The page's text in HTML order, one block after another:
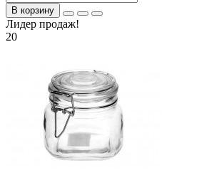
В корзину
Лидер продаж!
20